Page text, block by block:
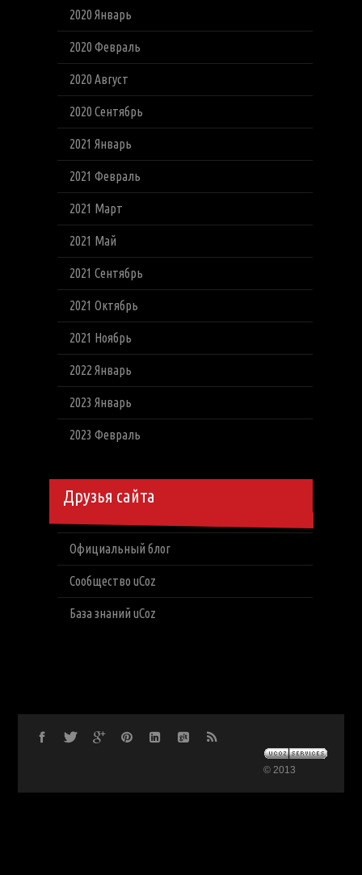
2020 Январь
2020 Февраль
2020 Август
2020 Сентябрь
2021 Январь
2021 Февраль
2021 Март
2021 Май
2021 Сентябрь
2021 Октябрь
2021 Ноябрь
2022 Январь
2023 Январь
2023 Февраль
Друзья сайта
Официальный блог
Сообщество uCoz
База знаний uCoz
© 2013